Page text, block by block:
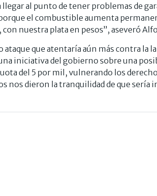
llegar al punto de tener problemas de
el combustible aumenta
nuestra plata en pesos”, aseveró
que atentaría aún más contra la
iniciativa del gobierno sobre una
del 5 por mil, vulnerando los
nos dieron la tranquilidad de que sería